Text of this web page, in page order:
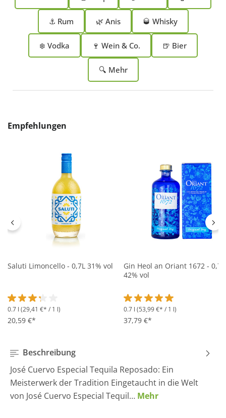
⚓ Rum 🌿 Anis 🥃 Whisky
❄️ Vodka 🍷 Wein & Co. 🍺 Bier
🔍 Mehr
Produktgalerie überspringen
Empfehlungen
Saluti Limoncello - 0,7L 31% vol
Durchschnittliche Bewertung von 3.2 von 5 Sternen
0.7 l (29,41 €* / 1 l)
20,59 €*
Gin Heol an Oriant 1672 - 0,7L
42% vol
Durchschnittliche
0.7 l (53,99 €* / 1 l)
37,79 €*
Beschreibung
José Cuervo Especial Tequila Reposado: Ein
Meisterwerk der Tradition Eingetaucht in die Welt
von José Cuervo Especial Tequil… Mehr